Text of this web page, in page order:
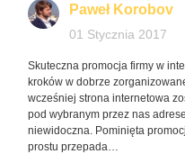
Paweł Korobov
01 Stycznia 2017
Skuteczna promocja firmy w
kroków w dobrze
wcześniej strona internetowa
pod wybranym przez nas
niewidoczna. Pominięta
prostu przepada…